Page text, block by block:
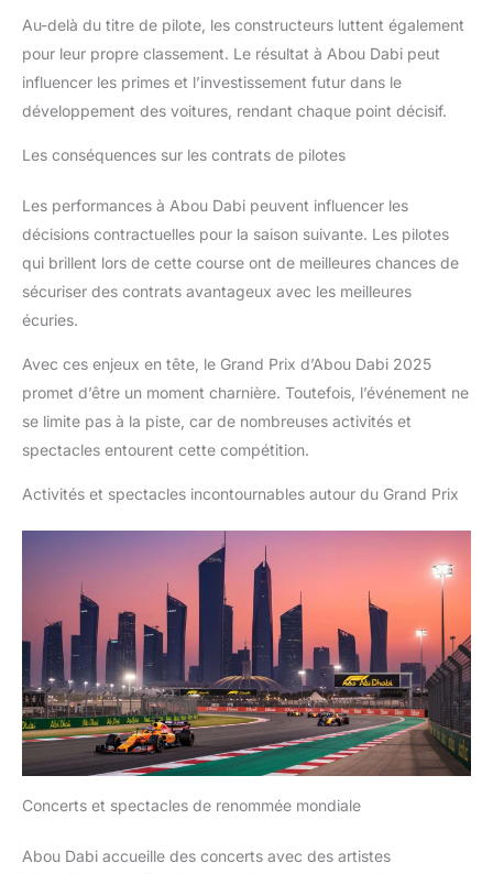
Au-delà du titre de pilote, les constructeurs luttent également
pour leur propre classement. Le résultat à Abou Dabi peut
influencer les primes et l’investissement futur dans le
développement des voitures, rendant chaque point décisif.
Les conséquences sur les contrats de pilotes
Les performances à Abou Dabi peuvent influencer les
décisions contractuelles pour la saison suivante. Les pilotes
qui brillent lors de cette course ont de meilleures chances de
sécuriser des contrats avantageux avec les meilleures
écuries.
Avec ces enjeux en tête, le Grand Prix d’Abou Dabi 2025
promet d’être un moment charnière. Toutefois, l’événement ne
se limite pas à la piste, car de nombreuses activités et
spectacles entourent cette compétition.
Activités et spectacles incontournables autour du Grand Prix
Concerts et spectacles de renommée mondiale
Abou Dabi accueille des concerts avec des artistes